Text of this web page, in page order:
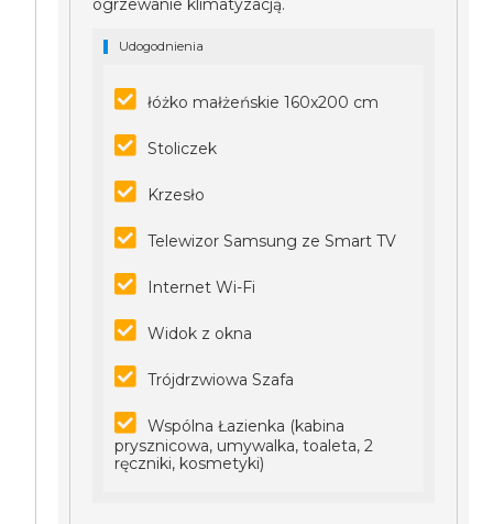
ogrzewanie klimatyzacją.
Udogodnienia
łóżko małżeńskie 160x200 cm
Stoliczek
Krzesło
Telewizor Samsung ze Smart TV
Internet Wi-Fi
Widok z okna
Trójdrzwiowa Szafa
Wspólna Łazienka (kabina
prysznicowa, umywalka, toaleta, 2
ręczniki, kosmetyki)